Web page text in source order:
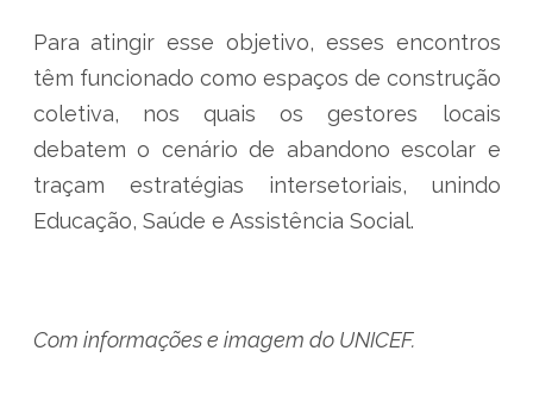
Para atingir esse objetivo, esses encontros
têm funcionado como espaços de construção
coletiva, nos quais os gestores locais
debatem o cenário de abandono escolar e
traçam estratégias intersetoriais, unindo
Educação, Saúde e Assistência Social.
Com informações e imagem do UNICEF.